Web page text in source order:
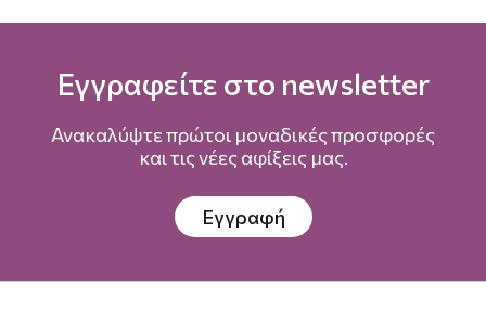
Εγγραφείτε στο newsletter
Ανακαλύψτε πρώτοι μοναδικές προσφορές
και τις νέες αφίξεις μας.
Εγγραφή